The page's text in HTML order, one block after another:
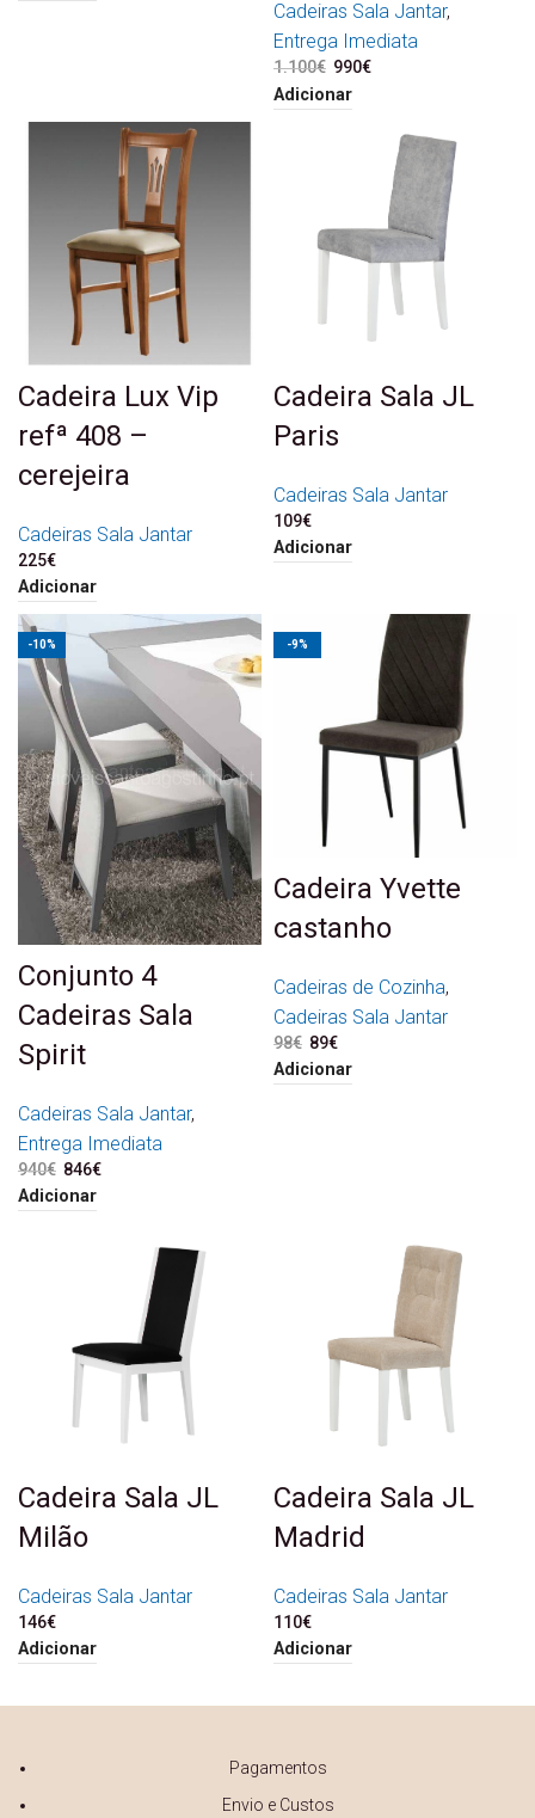
Cadeiras Sala Jantar,
Entrega Imediata
1.100€ O preço original era:
1.100€.
990€
Adicionar
Cadeira Lux Vip
refª 408 –
cerejeira
Cadeiras Sala Jantar
225€
Adicionar
Cadeira Sala JL
Paris
Cadeiras Sala Jantar
109€
Adicionar
-10%
Conjunto 4
Cadeiras Sala
Spirit
Cadeiras Sala Jantar,
Entrega Imediata
940€ O preço original era:
940€.
846€
Adicionar
-9%
Cadeira Yvette
castanho
Cadeiras de Cozinha,
Cadeiras Sala Jantar
98€ O preço original era: 98€.
89€
Adicionar
Cadeira Sala JL
Milão
Cadeiras Sala Jantar
146€
Adicionar
Cadeira Sala JL
Madrid
Cadeiras Sala Jantar
110€
Adicionar
Pagamentos
Envio e Custos